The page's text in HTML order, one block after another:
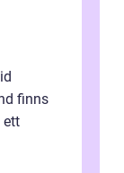
finns
ett